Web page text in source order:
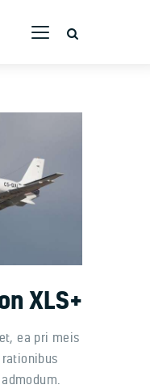
XLS+
ea pri meis